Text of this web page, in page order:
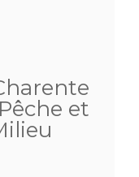
et